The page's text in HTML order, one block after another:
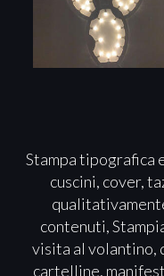
Stampa tipografica
cuscini, cover,
contenuti,
visita al volantino,
cartelline,